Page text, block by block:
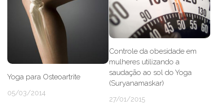
Yoga para Osteoartrite
05/03/2014
Controle da obesidade em
mulheres utilizando a
saudação ao sol do Yoga
(Suryanamaskar)
27/01/2015